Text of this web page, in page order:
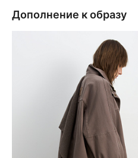
Дополнение к образу